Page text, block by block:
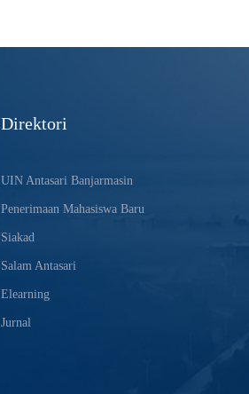
Direktori
UIN Antasari Banjarmasin
Penerimaan Mahasiswa Baru
Siakad
Salam Antasari
Elearning
Jurnal